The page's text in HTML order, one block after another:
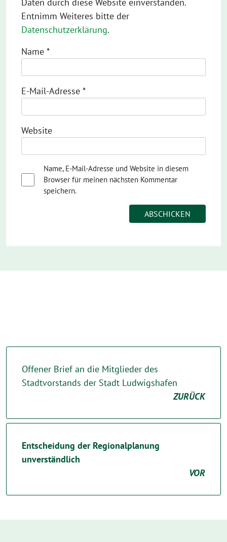
Entnimm Weiteres bitte der
Datenschutzerklärung.
Name *
E-Mail-Adresse *
Website
Name, E-Mail-Adresse und Website in diesem
Browser für meinen nächsten Kommentar
speichern.
Offener Brief an die Mitglieder des
Stadtvorstands der Stadt Ludwigshafen
ZURÜCK
Entscheidung der Regionalplanung
unverständlich
VOR